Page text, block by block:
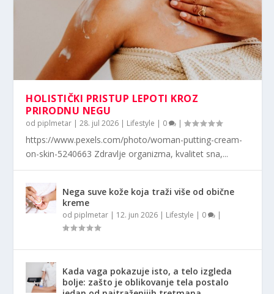
HOLISTIČKI PRISTUP LEPOTI KROZ
PRIRODNU NEGU
od piplmetar |28. jul 2026 | Lifestyle | 0 |
https://www.pexels.com/photo/woman-putting-cream-
on-skin-5240663 Zdravlje organizma, kvalitet sna,...
Nega suve kože koja traži više od obične
kreme
od piplmetar | 12. jun 2026 | Lifestyle | 0 |
Kada vaga pokazuje isto, a telo izgleda
bolje: zašto je oblikovanje tela postalo